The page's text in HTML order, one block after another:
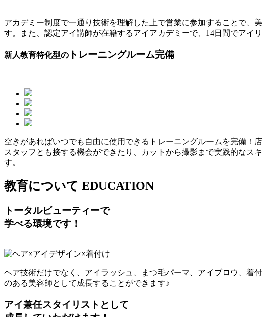
アカデミー制度で一通り技術を理解した上で営業に参加することで、
す。また、認定アイ講師が在籍するアイアカデミーで、14日間でアイ
新人教育特化型の トレーニングルーム完備
空きがあればいつでも自由に使用できるトレーニングルームを完備
スタッフとも接する機会ができたり、カットから撮影まで実践的なス
す。
教育について EDUCATION
トータルビューティーで
学べる環境です！
ヘア技術だけでなく、アイラッシュ、まつ毛パーマ、アイブロウ、着
のある美容師として成長することができます♪
アイ兼任スタイリストとして